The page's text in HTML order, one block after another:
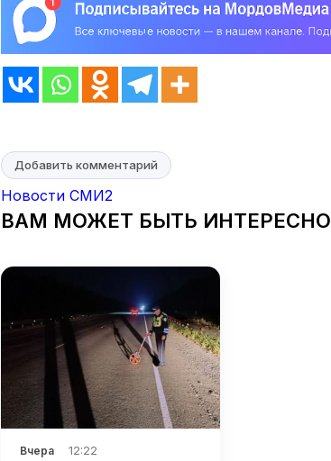
Добавить комментарий
Новости СМИ2
ВАМ МОЖЕТ БЫТЬ ИНТЕРЕСНО
Вчера 12:22